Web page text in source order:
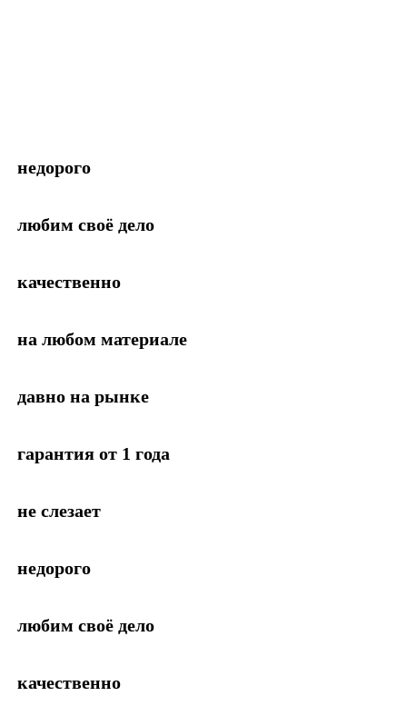
недорого
любим своё дело
качественно
на любом материале
давно на рынке
гарантия от 1 года
не слезает
недорого
любим своё дело
качественно